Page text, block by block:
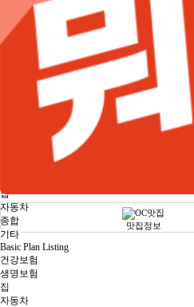
Lake Forest
Los Angeles
New Port Beach
Orange
Santa Ana
San Francisco
San Diego
Power Plan Listing
집
자동차
종합
기타
Basic Plan Listing
건강보험
생명보험
집
자동차
맛집정보